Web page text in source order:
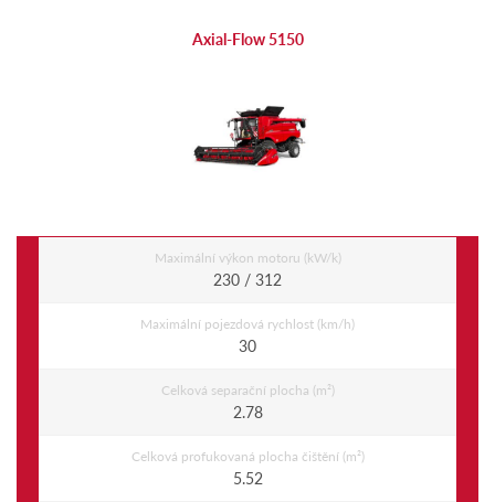
Axial-Flow 5150
Maximální výkon motoru (kW/k)
230 / 312
Maximální pojezdová rychlost (km/h)
30
Celková separační plocha (m²)
2.78
Celková profukovaná plocha čištění (m²)
5.52